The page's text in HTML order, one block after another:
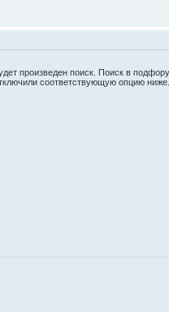
произведен поиск. Поиск в
соответствующую опцию ниже.